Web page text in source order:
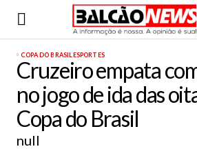
COPA DO BRASIL ESPORTES
Cruzeiro empata
no jogo de ida das
Copa do Brasil
null